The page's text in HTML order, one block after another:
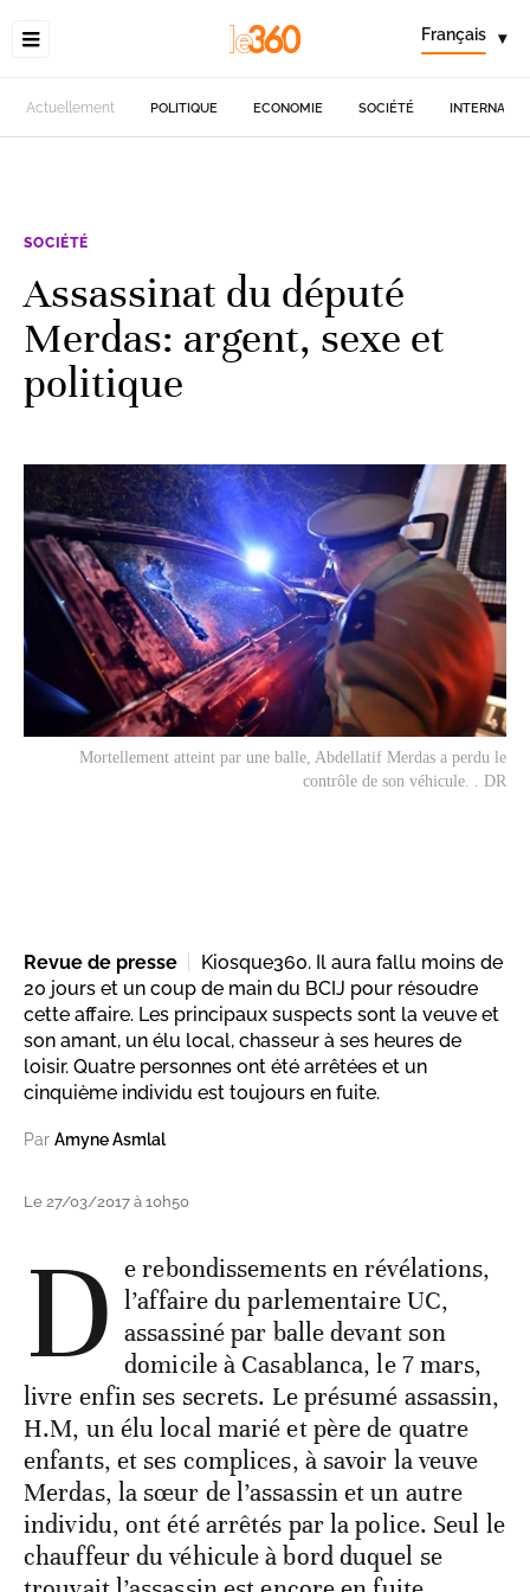
Français ▾
Actuellement POLITIQUE ECONOMIE SOCIÉTÉ
SOCIÉTÉ
Assassinat du député
Merdas: argent, sexe et
politique
Mortellement atteint par une balle, Abdellatif Merdas a perdu le
contrôle de son véhicule. . DR
Revue de presse
Kiosque360. Il aura fallu moins de
20 jours et un coup de main du BCIJ pour résoudre
cette affaire. Les principaux suspects sont la veuve et
son amant, un élu local, chasseur à ses heures de
loisir. Quatre personnes ont été arrêtées et un
cinquième individu est toujours en fuite.
Par Amyne Asmlal
Le 27/03/2017 à 10h50
D e rebondissements en révélations,
l’affaire du parlementaire UC,
assassiné par balle devant son
domicile à Casablanca, le 7 mars,
livre enfin ses secrets. Le présumé assassin,
H.M, un élu local marié et père de quatre
enfants, et ses complices, à savoir la veuve
Merdas, la sœur de l’assassin et un autre
individu, ont été arrêtés par la police. Seul le
chauffeur du véhicule à bord duquel se